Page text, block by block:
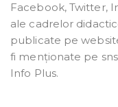
Facebook, Twitter,
ale cadrelor
publicate pe
fi menționate pe
Info Plus.